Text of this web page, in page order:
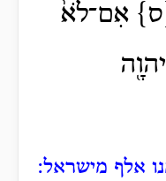
אִם־לֹא֙
אלף מישראל: